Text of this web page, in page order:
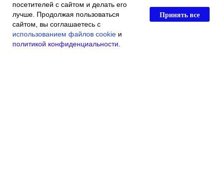
Главная Каталог магазина
посетителей с сайтом и делать его
лучше. Продолжая пользоваться
сайтом, вы соглашаетесь с
использованием файлов cookie и
политикой конфиденциальности
Принять все